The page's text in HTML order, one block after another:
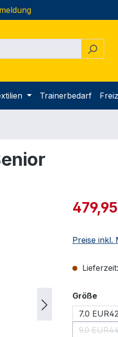
Trainerbedarf
Preise inkl.
Größe
7.0
9.0